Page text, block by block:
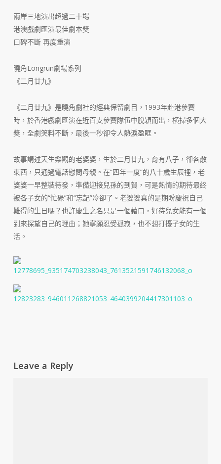
兩岸三地演出超過二十場
港澳戲劇匯演最佳劇本奬
口碑不斷 再度重演
曉角Longrun劇場系列
《二月廿九》
《二月廿九》是曉角劇社的經典保留劇目，1993年赴港參賽
時，於香港戲劇匯演在近百支參賽隊伍中脫穎而出，横掃多個大
奬，全劇笑料不斷，最後一秒卻令人熱淚盈眶。
故事講述天生樂觀的老婆婆，生於二月廿九，育有八子，卻各散
東西，只通過電話慰問母親。在“四年一度”的八十歲生辰裡，老
婆婆一早整裝待發，準備迎接兒孫的到賀，可是熱情的期待最終
被各子女的“忙碌”和“忘記”冷卻了。老婆婆真的是期盼慶祝自己
難得的生日嗎？也許慶生之名只是一個藉口，好待兒女能有一個
到來探望自己的理由；她寧願忍受孤寂，也不想打擾子女的生
活。
Leave a Reply